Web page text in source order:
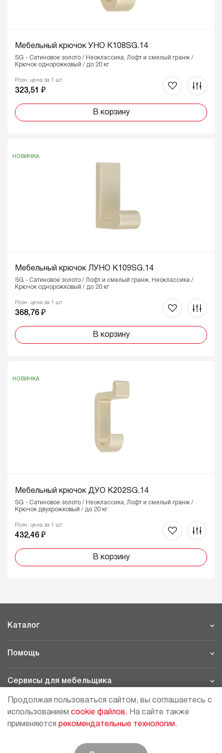
Мебельный крючок УНО K108SG.14
SG - Сатиновое золото / Неоклассика, Лофт и смелый гранж /
Крючок однорожковый / до 20 кг
Розн. цена за 1 шт
323,51 ₽
В корзину
НОВИНКА
Мебельный крючок ЛУНО K109SG.14
SG - Сатиновое золото / Лофт и смелый гранж, Неоклассика /
Крючок однорожковый / до 20 кг
Розн. цена за 1 шт
368,76 ₽
В корзину
НОВИНКА
Мебельный крючок ДУО K202SG.14
SG - Сатиновое золото / Неоклассика, Лофт и смелый гранж /
Крючок двухрожковый / до 20 кг
Розн. цена за 1 шт
432,46 ₽
В корзину
Каталог
Помощь
Сервисы для мебельщика
МОСКВА - ШОУРУМ/СКЛАД
Продолжая пользоваться сайтом, вы соглашаетесь с
использованием cookie файлов. На сайте также
применяются рекомендательные технологии.